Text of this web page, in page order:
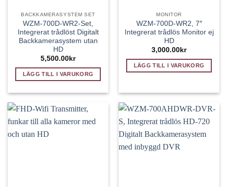
BACKKAMERASYSTEM SET
WZM-700D-WR2-Set,
Integrerat trådlöst Digitalt
Backkamerasystem utan
HD
5,500.00 kr
LÄGG TILL I VARUKORG
MONITOR
WZM-700D-WR2, 7″
Integrerat trådlös Monitor ej
HD
3,000.00 kr
LÄGG TILL I VARUKORG